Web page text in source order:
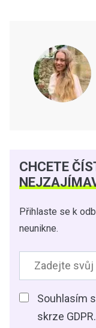
CHCETE
Přihlaste se k
neunikne.
Souhlasím
skrze GDPR.